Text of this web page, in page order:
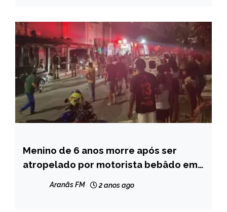
MINAS
GERAIS
NOTÍCIAS
Menino de 6 anos morre após ser
atropelado por motorista bebâdo em
Aranãs FM 2 anos ago